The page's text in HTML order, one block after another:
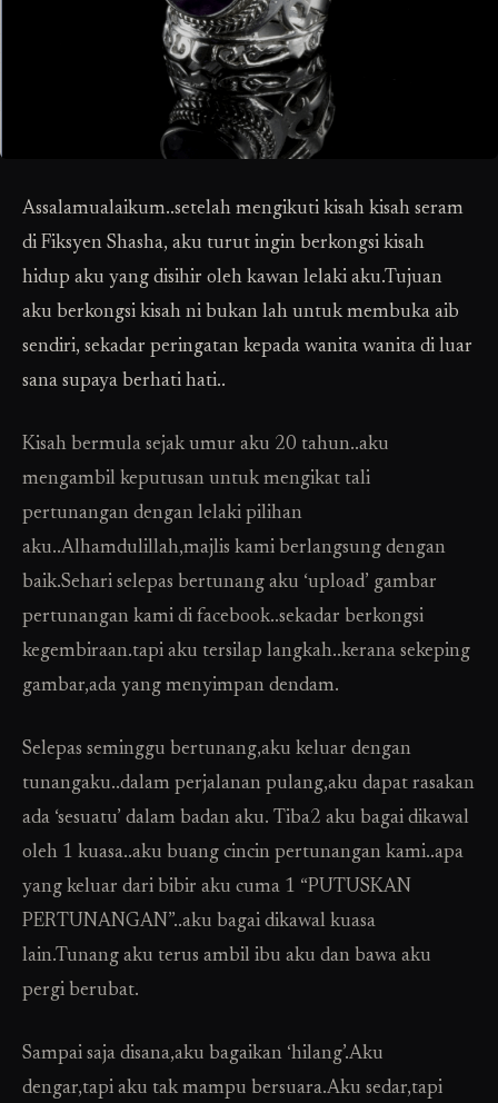
Assalamualaikum..setelah mengikuti kisah kisah seram
di Fiksyen Shasha, aku turut ingin berkongsi kisah
hidup aku yang disihir oleh kawan lelaki aku.Tujuan
aku berkongsi kisah ni bukan lah untuk membuka aib
sendiri, sekadar peringatan kepada wanita wanita di luar
sana supaya berhati hati..
Kisah bermula sejak umur aku 20 tahun..aku
mengambil keputusan untuk mengikat tali
pertunangan dengan lelaki pilihan
aku..Alhamdulillah,majlis kami berlangsung dengan
baik.Sehari selepas bertunang aku ‘upload’ gambar
pertunangan kami di facebook..sekadar berkongsi
kegembiraan.tapi aku tersilap langkah..kerana sekeping
gambar,ada yang menyimpan dendam.
Selepas seminggu bertunang,aku keluar dengan
tunangaku..dalam perjalanan pulang,aku dapat rasakan
ada ‘sesuatu’ dalam badan aku. Tiba2 aku bagai dikawal
oleh 1 kuasa..aku buang cincin pertunangan kami..apa
yang keluar dari bibir aku cuma 1 “PUTUSKAN
PERTUNANGAN”..aku bagai dikawal kuasa
lain.Tunang aku terus ambil ibu aku dan bawa aku
pergi berubat.
Sampai saja disana,aku bagaikan ‘hilang’.Aku
dengar,tapi aku tak mampu bersuara.Aku sedar,tapi